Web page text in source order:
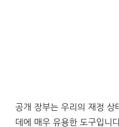
공개 장부는 우리의 재정 상
데에 매우 유용한 도구입니